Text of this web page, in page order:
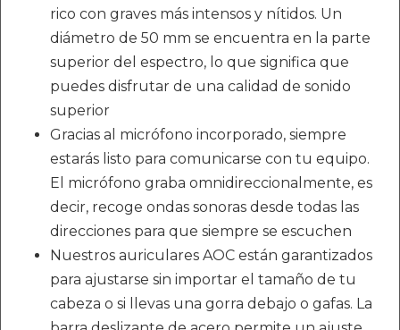
rico con graves más intensos y nítidos. Un
diámetro de 50 mm se encuentra en la parte
superior del espectro, lo que significa que
puedes disfrutar de una calidad de sonido
superior
Gracias al micrófono incorporado, siempre
estarás listo para comunicarse con tu equipo.
El micrófono graba omnidireccionalmente, es
decir, recoge ondas sonoras desde todas las
direcciones para que siempre se escuchen
Nuestros auriculares AOC están garantizados
para ajustarse sin importar el tamaño de tu
cabeza o si llevas una gorra debajo o gafas. La